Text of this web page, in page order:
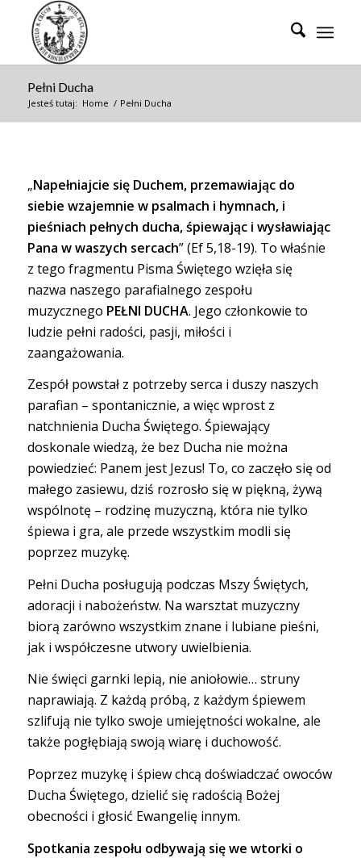
Pełni Ducha
Jesteś tutaj: Home / Pełni Ducha
„Napełniajcie się Duchem, przemawiając do
siebie wzajemnie w psalmach i hymnach, i
pieśniach pełnych ducha, śpiewając i wysławiając
Pana w waszych sercach” (Ef 5,18-19). To właśnie
z tego fragmentu Pisma Świętego wzięła się
nazwa naszego parafialnego zespołu
muzycznego PEŁNI DUCHA. Jego członkowie to
ludzie pełni radości, pasji, miłości i
zaangażowania.
Zespół powstał z potrzeby serca i duszy naszych
parafian – spontanicznie, a więc wprost z
natchnienia Ducha Świętego. Śpiewający
doskonale wiedzą, że bez Ducha nie można
powiedzieć: Panem jest Jezus! To, co zaczęło się od
małego zasiewu, dziś rozrosło się w piękną, żywą
wspólnotę – rodzinę muzyczną, która nie tylko
śpiewa i gra, ale przede wszystkim modli się
poprzez muzykę.
Pełni Ducha posługują podczas Mszy Świętych,
adoracji i nabożeństw. Na warsztat muzyczny
biorą zarówno wszystkim znane i lubiane pieśni,
jak i współczesne utwory uwielbienia.
Nie święci garnki lepią, nie aniołowie… struny
naprawiają. Z każdą próbą, z każdym śpiewem
szlifują nie tylko swoje umiejętności wokalne, ale
także pogłębiają swoją wiarę i duchowość.
Poprzez muzykę i śpiew chcą doświadczać owoców
Ducha Świętego, dzielić się radością Bożej
obecności i głosić Ewangelię innym.
Spotkania zespołu odbywają się we wtorki o